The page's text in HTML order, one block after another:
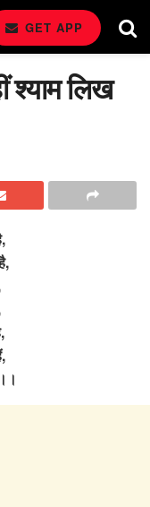
GET APP
श्याम लिख